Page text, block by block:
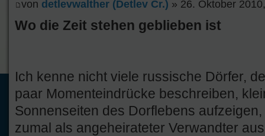
von detlevwalther (Detlev Cr.) » 26. Oktober
Wo die Zeit stehen geblieben ist
Ich kenne nicht viele russische Dörfer,
paar Momenteindrücke beschreiben,
Sonnenseiten des Dorflebens
zumal als angeheirateter Verwandter